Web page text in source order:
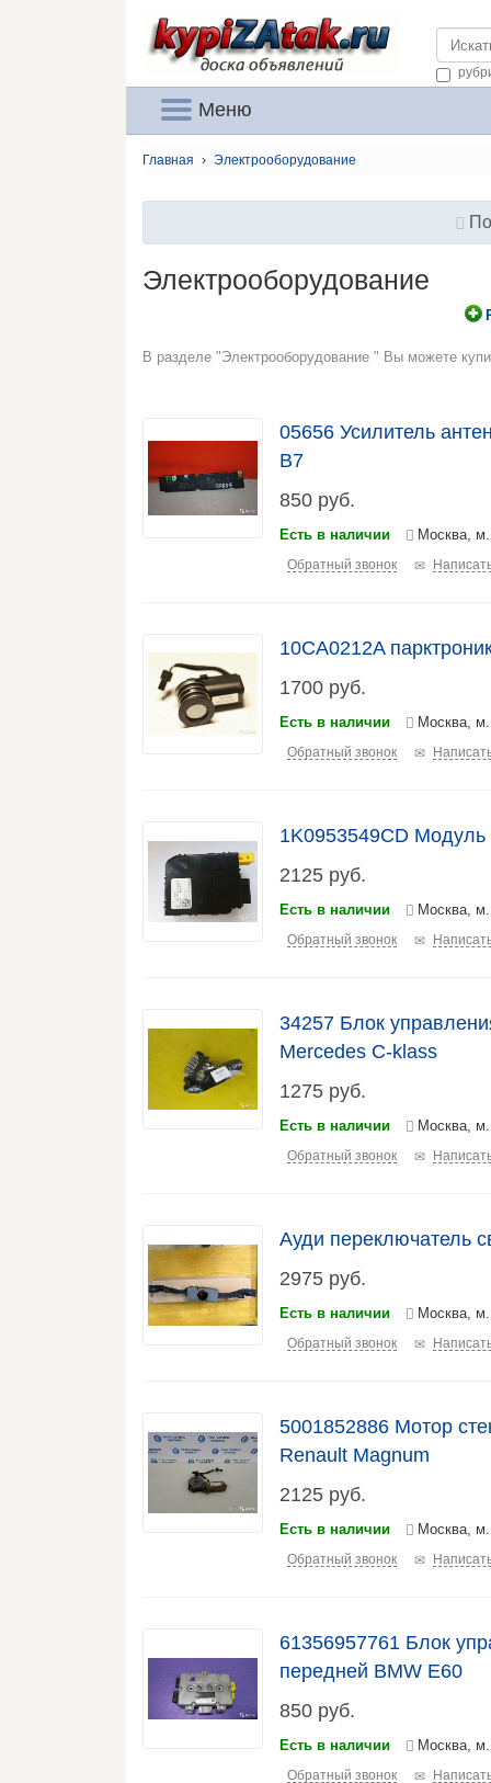
Меню
Главная › Электрооборудование
Электрооборудование
В разделе "Электрооборудование " Вы можете
05656 Усилитель
B7
850 руб.
Есть в наличии Москва,
Обратный звонок
10CA0212A
1700 руб.
Есть в наличии Москва,
Обратный звонок
1K0953549CD Модуль
2125 руб.
Есть в наличии Москва,
Обратный звонок
34257 Блок
Mercedes C-klass
1275 руб.
Есть в наличии Москва, м.
Обратный звонок
Ауди переключатель
2975 руб.
Есть в наличии Москва,
Обратный звонок
5001852886 Мотор
Renault Magnum
2125 руб.
Есть в наличии Москва,
Обратный звонок
61356957761 Блок
передней BMW E60
850 руб.
Есть в наличии Москва,
Обратный звонок